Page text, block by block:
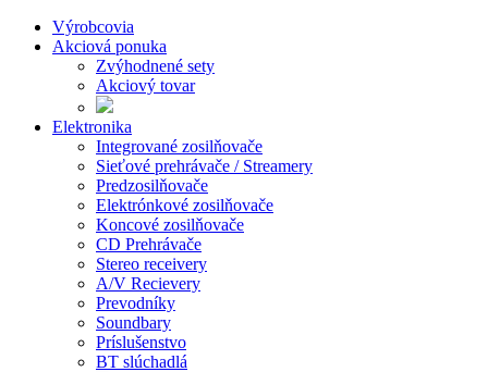
Výrobcovia
Akciová ponuka
Zvýhodnené sety
Akciový tovar
Elektronika
Integrované zosilňovače
Sieťové prehrávače / Streamery
Predzosilňovače
Elektrónkové zosilňovače
Koncové zosilňovače
CD Prehrávače
Stereo receivery
A/V Recievery
Prevodníky
Soundbary
Príslušenstvo
BT slúchadlá